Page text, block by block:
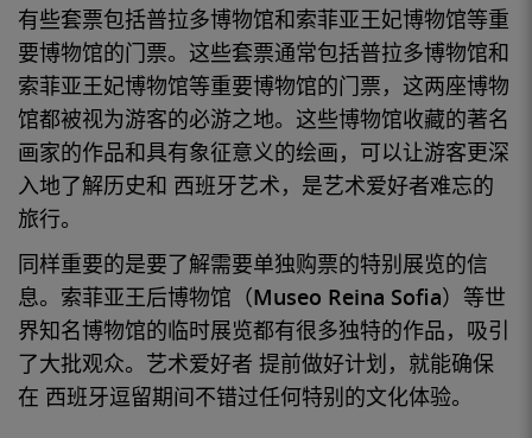
有些套票包括普拉多博物馆和索菲亚王妃博物馆等重
要博物馆的门票。这些套票通常包括普拉多博物馆和
索菲亚王妃博物馆等重要博物馆的门票，这两座博物
馆都被视为游客的必游之地。这些博物馆收藏的著名
画家的作品和具有象征意义的绘画，可以让游客更深
入地了解历史和 西班牙艺术，是艺术爱好者难忘的
旅行。
同样重要的是要了解需要单独购票的特别展览的信
息。 索菲亚王后博物馆（Museo Reina Sofia）等世
界知名博物馆的临时展览都有很多独特的作品，吸引
了大批观众。 艺术爱好者 提前做好计划，就能确保
在 西班牙逗留期间不错过任何特别的文化体验。